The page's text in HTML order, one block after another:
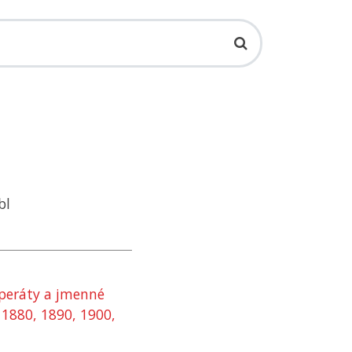
a jmenné
1890, 1900,